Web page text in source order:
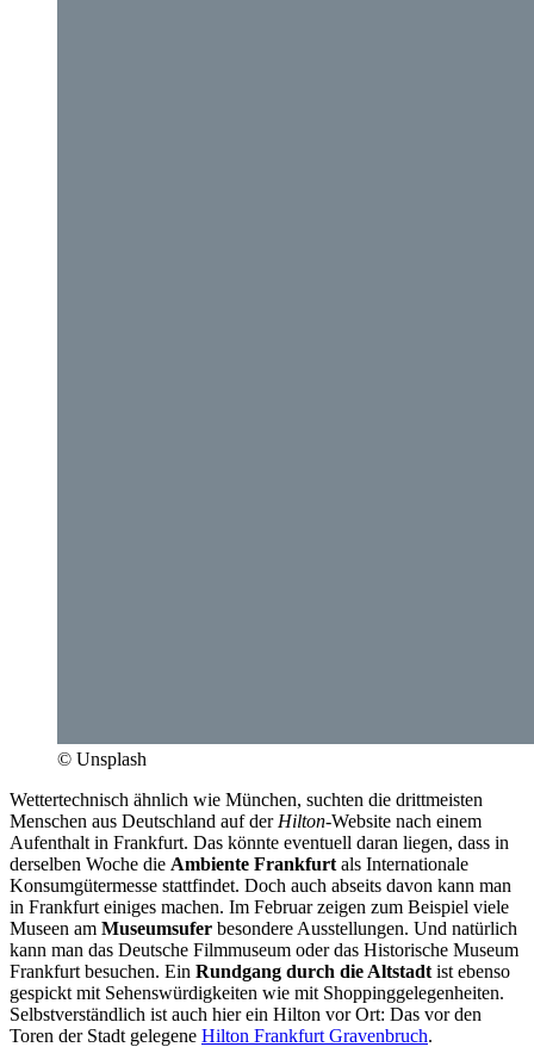
© Unsplash
Wettertechnisch ähnlich wie München, suchten die drittmeisten
Menschen aus Deutschland auf der Hilton-Website nach einem
Aufenthalt in Frankfurt. Das könnte eventuell daran liegen, dass in
derselben Woche die Ambiente Frankfurt als Internationale
Konsumgütermesse stattfindet. Doch auch abseits davon kann man
in Frankfurt einiges machen. Im Februar zeigen zum Beispiel viele
Museen am Museumsufer besondere Ausstellungen. Und natürlich
kann man das Deutsche Filmmuseum oder das Historische Museum
Frankfurt besuchen. Ein Rundgang durch die Altstadt ist ebenso
gespickt mit Sehenswürdigkeiten wie mit Shoppinggelegenheiten.
Selbstverständlich ist auch hier ein Hilton vor Ort: Das vor den
Toren der Stadt gelegene Hilton Frankfurt Gravenbruch.